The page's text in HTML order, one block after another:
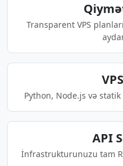
Transparent VPS
Python, Node.js və
API
İnfrastrukturunuzu tam